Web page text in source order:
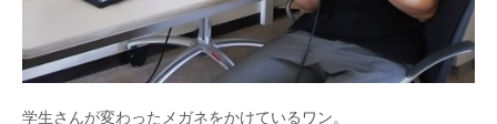
学生さんが変わったメガネをかけているワン。